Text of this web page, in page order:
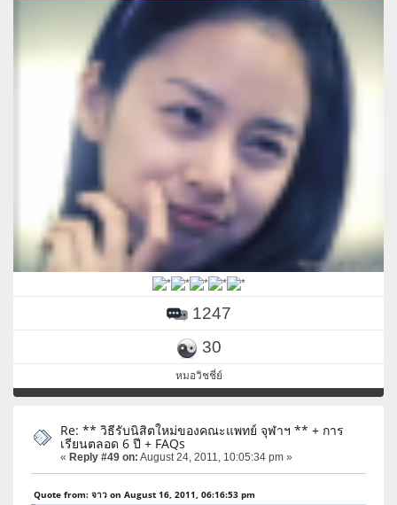
1247
30
หมอวิชชี่ย์
Re: ** วิธีรับนิสิตใหม่ของคณะแพทย์ จุฬาฯ ** + การ
เรียนตลอด 6 ปี + FAQs
« Reply #49 on: August 24, 2011, 10:05:34 pm »
Quote from: จาว on August 16, 2011, 06:16:53 pm